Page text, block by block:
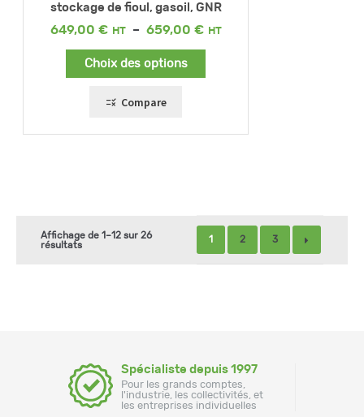
stockage de fioul, gasoil, GNR
649,00 € – 659,00 €
Plage
Choix des options
Compare
Affichage de 1–12 sur 26
résultats
1 2 3
Spécialiste depuis 1997
Pour les grands comptes,
l'industrie, les collectivités, et
les entreprises individuelles